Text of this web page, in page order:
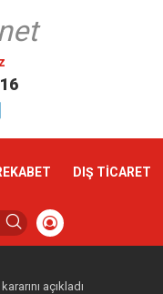
DIŞ TİCARET
açıkladı